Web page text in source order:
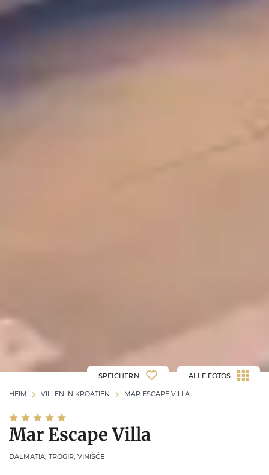
HEIM VILLEN IN KROATIEN MAR ESCAPE VILLA
Mar Escape Villa
DALMATIA, TROGIR, VINIŠĆE
SPEICHERN ALLE FOTOS